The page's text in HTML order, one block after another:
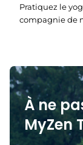
Pratiquez le
compagnie de
À ne
MyZen